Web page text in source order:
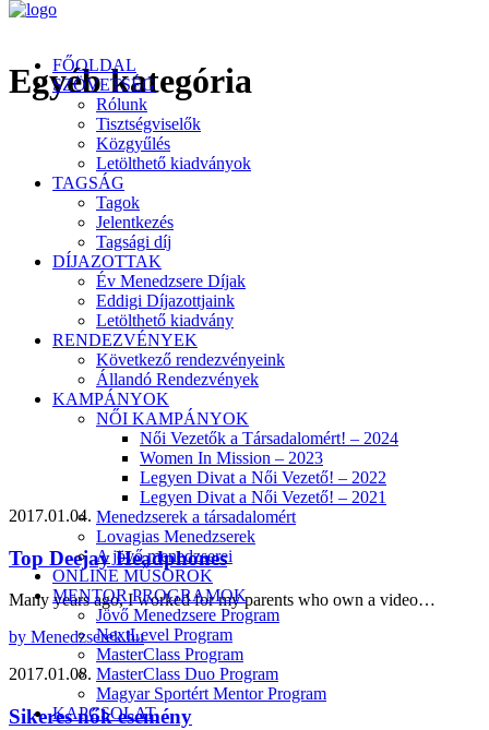
FŐOLDAL
SZÖVETSÉG
Rólunk
Tisztségviselők
Közgyűlés
Letölthető kiadványok
TAGSÁG
Tagok
Jelentkezés
Tagsági díj
DÍJAZOTTAK
Év Menedzsere Díjak
Eddigi Díjazottjaink
Letölthető kiadvány
RENDEZVÉNYEK
Következő rendezvényeink
Állandó Rendezvények
KAMPÁNYOK
NŐI KAMPÁNYOK
Női Vezetők a Társadalomért! – 2024
Women In Mission – 2023
Legyen Divat a Női Vezető! – 2022
Legyen Divat a Női Vezető! – 2021
Menedzserek a társadalomért
Lovagias Menedzserek
A jövő menedzserei
ONLINE MŰSOROK
MENTOR PROGRAMOK
Jövő Menedzsere Program
NextLevel Program
MasterClass Program
MasterClass Duo Program
Magyar Sportért Mentor Program
KAPCSOLAT
Egyéb kategória
2017.01.04.
Top Deejay Headphones
Many years ago, I worked for my parents who own a video…
by Menedzserek.hu
2017.01.08.
Sikeres nők esemény